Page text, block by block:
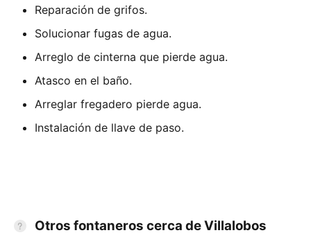
Reparación de grifos.
Solucionar fugas de agua.
Arreglo de cinterna que pierde agua.
Atasco en el baño.
Arreglar fregadero pierde agua.
Instalación de llave de paso.
Otros fontaneros cerca de Villalobos